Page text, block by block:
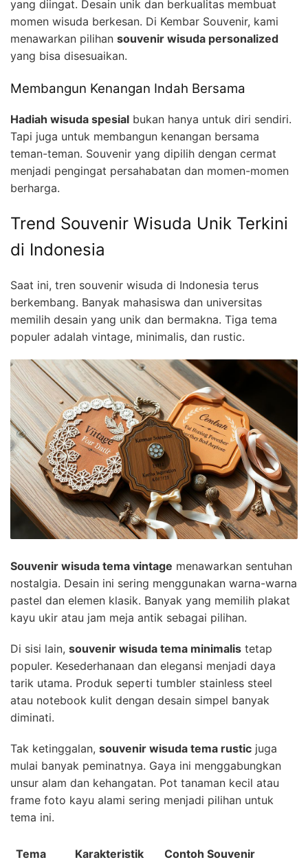
yang diingat. Desain unik dan berkualitas membuat
momen wisuda berkesan. Di Kembar Souvenir, kami
menawarkan pilihan souvenir wisuda personalized
yang bisa disesuaikan.
Membangun Kenangan Indah Bersama
Hadiah wisuda spesial bukan hanya untuk diri sendiri.
Tapi juga untuk membangun kenangan bersama
teman-teman. Souvenir yang dipilih dengan cermat
menjadi pengingat persahabatan dan momen-momen
berharga.
Trend Souvenir Wisuda Unik Terkini
di Indonesia
Saat ini, tren souvenir wisuda di Indonesia terus
berkembang. Banyak mahasiswa dan universitas
memilih desain yang unik dan bermakna. Tiga tema
populer adalah vintage, minimalis, dan rustic.
Souvenir wisuda tema vintage menawarkan sentuhan
nostalgia. Desain ini sering menggunakan warna-warna
pastel dan elemen klasik. Banyak yang memilih plakat
kayu ukir atau jam meja antik sebagai pilihan.
Di sisi lain, souvenir wisuda tema minimalis tetap
populer. Kesederhanaan dan elegansi menjadi daya
tarik utama. Produk seperti tumbler stainless steel
atau notebook kulit dengan desain simpel banyak
diminati.
Tak ketinggalan, souvenir wisuda tema rustic juga
mulai banyak peminatnya. Gaya ini menggabungkan
unsur alam dan kehangatan. Pot tanaman kecil atau
frame foto kayu alami sering menjadi pilihan untuk
tema ini.
Tema Karakteristik Contoh Souvenir